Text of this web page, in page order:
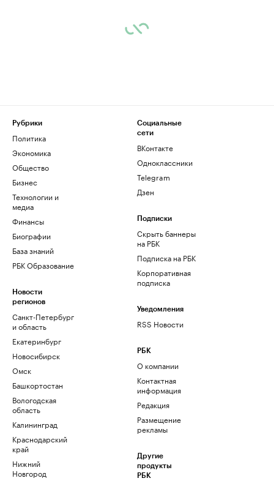
Рубрики
Политика
Экономика
Общество
Бизнес
Технологии и
медиа
Финансы
Биографии
База знаний
РБК Образование
Новости
регионов
Санкт-Петербург
и область
Екатеринбург
Новосибирск
Омск
Башкортостан
Вологодская
область
Калининград
Краснодарский
край
Нижний
Новгород
Социальные
сети
ВКонтакте
Одноклассники
Telegram
Дзен
Подписки
Скрыть баннеры
на РБК
Подписка на РБК
Корпоративная
подписка
Уведомления
RSS Новости
РБК
О компании
Контактная
информация
Редакция
Размещение
рекламы
Другие
продукты
РБК